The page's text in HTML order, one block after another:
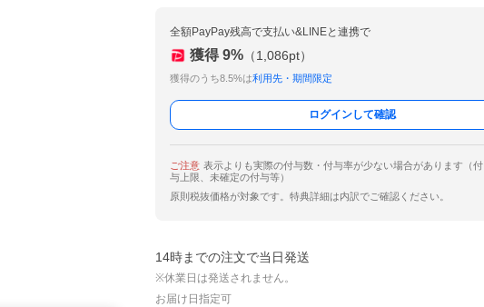
全額PayPay残高で支払い&LINEと連携で
獲得 9% （1,086pt）
獲得のうち8.5%は利用先・期間限定
ログインして確認
ご注意 表示よりも実際の付与数・付与率が少ない場合があります（付
与上限、未確定の付与等）
原則税抜価格が対象です。特典詳細は内訳でご確認ください。
14時までの注文で当日発送
※休業日は発送されません。
お届け日指定可